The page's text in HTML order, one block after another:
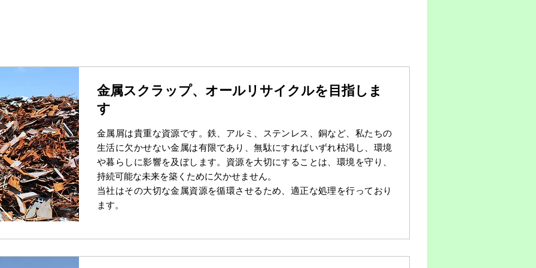
金属スクラップ、オールリサイクルを目指しま
す
金属屑は貴重な資源です。鉄、アルミ、ステンレス、銅など、私たちの
生活に欠かせない金属は有限であり、無駄にすればいずれ枯渇し、環境
や暮らしに影響を及ぼします。資源を大切にすることは、環境を守り、
持続可能な未来を築くために欠かせません。
当社はその大切な金属資源を循環させるため、適正な処理を行っており
ます。